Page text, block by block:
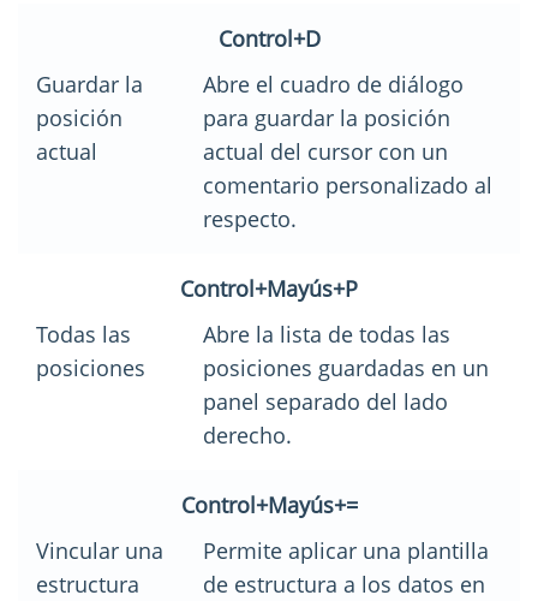
Control+D
Guardar la
posición
actual
Abre el cuadro de diálogo
para guardar la posición
actual del cursor con un
comentario personalizado al
respecto.
Control+Mayús+P
Todas las
posiciones
Abre la lista de todas las
posiciones guardadas en un
panel separado del lado
derecho.
Control+Mayús+=
Vincular una
estructura
Permite aplicar una plantilla
de estructura a los datos en